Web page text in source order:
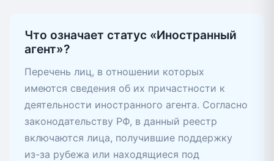
Что означает статус «Иностранный
агент»?
Перечень лиц, в отношении которых
имеются сведения об их причастности к
деятельности иностранного агента. Согласно
законодательству РФ, в данный реестр
включаются лица, получившие поддержку
из-за рубежа или находящиеся под